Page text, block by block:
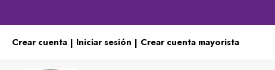
Crear cuenta | Iniciar sesión | Crear cuenta mayorista